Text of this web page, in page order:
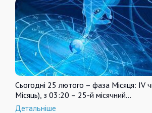
Сьогодні 25 лютого – фаза Місяця: IV
Місяць), з 03:20 – 25-й місячний…
Детальніше